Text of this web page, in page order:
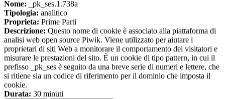
Nome: _pk_ses.1.738a
Tipologia: analitico
Proprieta: Prime Parti
Descrizione: Questo nome di cookie è associato alla piattaforma di
analisi web open source Piwik. Viene utilizzato per aiutare i
proprietari di siti Web a monitorare il comportamento dei visitatori e
misurare le prestazioni del sito. È un cookie di tipo pattern, in cui il
prefisso _pk_ses è seguito da una breve serie di numeri e lettere, che
si ritiene sia un codice di riferimento per il dominio che imposta il
cookie.
Durata: 30 minuti